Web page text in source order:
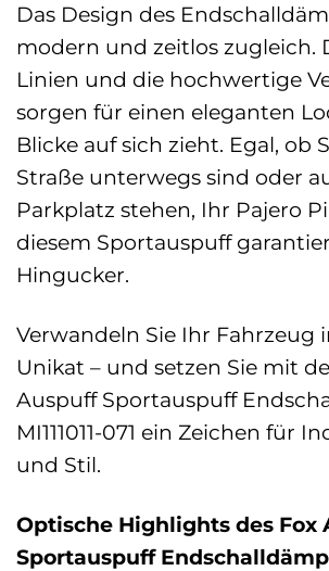
Das Design des
modern und zeitlos zugleich.
Linien und die hochwertige
sorgen für einen eleganten
Blicke auf sich zieht. Egal, ob
Straße unterwegs sind oder
Parkplatz stehen, Ihr Pajero
diesem Sportauspuff
Hingucker.
Verwandeln Sie Ihr Fahrzeug
Unikat – und setzen Sie mit
Auspuff Sportauspuff
MI111011-071 ein Zeichen für
und Stil.
Optische Highlights des Fox
Sportauspuff